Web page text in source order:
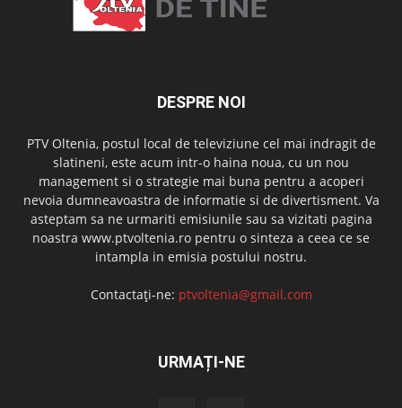
DESPRE NOI
PTV Oltenia, postul local de televiziune cel mai indragit de
slatineni, este acum intr-o haina noua, cu un nou
management si o strategie mai buna pentru a acoperi
nevoia dumneavoastra de informatie si de divertisment. Va
asteptam sa ne urmariti emisiunile sau sa vizitati pagina
noastra www.ptvoltenia.ro pentru o sinteza a ceea ce se
intampla in emisia postului nostru.
Contactați-ne: ptvoltenia@gmail.com
URMAȚI-NE